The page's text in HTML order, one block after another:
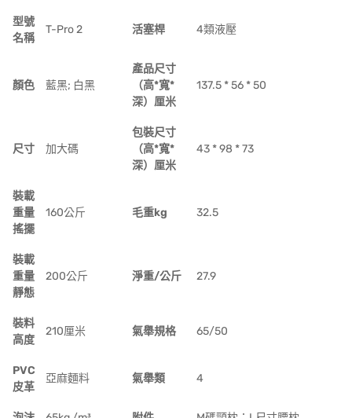
型號
名稱
T-Pro 2 活塞桿 4類液壓
顏色 藍黑; 白黑
產品尺寸
（高*寬*
深）厘米
137.5 * 56 * 50
尺寸 加大碼
包裝尺寸
（高*寬*
深）厘米
43 * 98 * 73
裝載
重量
搖擺
160公斤 毛重kg 32.5
裝載
重量
靜態
200公斤 淨重/公斤 27.9
裝料
高度
210厘米 氣舉規格 65/50
PVC
皮革
亞麻麵料 氣舉類 4